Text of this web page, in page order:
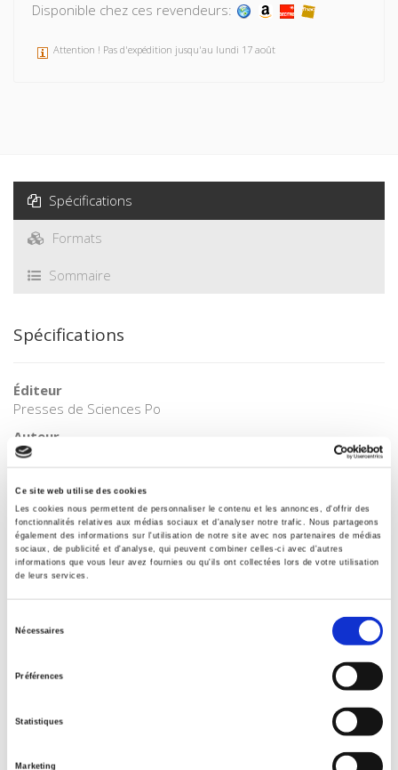
Ce site web utilise des cookies
Les cookies nous permettent de personnaliser le contenu et les annonces, d'offrir des
fonctionnalités relatives aux médias sociaux et d'analyser notre trafic. Nous partageons
également des informations sur l'utilisation de notre site avec nos partenaires de médias
sociaux, de publicité et d'analyse, qui peuvent combiner celles-ci avec d'autres
informations que vous leur avez fournies ou qu'ils ont collectées lors de votre utilisation
de leurs services.
Nécessaires
Préférences
Statistiques
Marketing
Disponible chez ces revendeurs:
Attention ! Pas d'expédition jusqu'au lundi 17 août
Spécifications
Formats
Sommaire
Spécifications
Éditeur
Presses de Sciences Po
Auteur
William Genieys
Collection
Académique
Langue
français
Mots clés
Catégorie (éditeur)
Administration
Gouvernances